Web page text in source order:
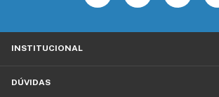
INSTITUCIONAL
DÚVIDAS